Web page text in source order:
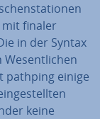
mit finaler
in der Syntax
pathping einige
keine